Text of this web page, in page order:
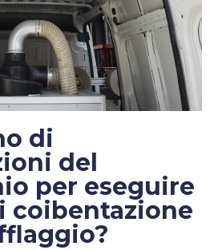
di
del
per eseguire
coibentazione